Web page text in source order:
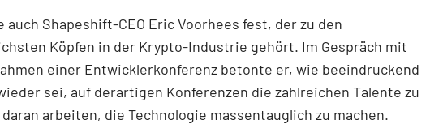
auch Shapeshift-CEO Eric Voorhees fest, der zu den
Köpfen in der Krypto-Industrie gehört. Im Gespräch mit
einer Entwicklerkonferenz betonte er, wie beeindruckend
sei, auf derartigen Konferenzen die zahlreichen Talente zu
arbeiten, die Technologie massentauglich zu machen.